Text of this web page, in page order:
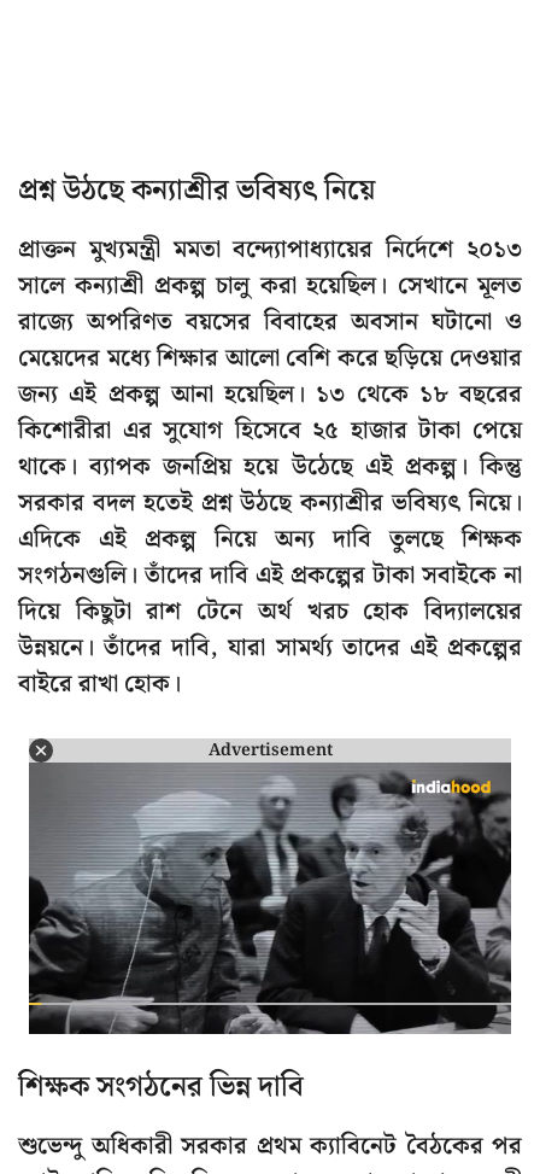
প্রশ্ন উঠছে কন্যাশ্রীর ভবিষ্যৎ নিয়ে
প্রাক্তন মুখ্যমন্ত্রী মমতা বন্দ্যোপাধ্যায়ের নির্দেশে ২০১৩
সালে কন্যাশ্রী প্রকল্প চালু করা হয়েছিল। সেখানে মূলত
রাজ্যে অপরিণত বয়সের বিবাহের অবসান ঘটানো ও
মেয়েদের মধ্যে শিক্ষার আলো বেশি করে ছড়িয়ে দেওয়ার
জন্য এই প্রকল্প আনা হয়েছিল। ১৩ থেকে ১৮ বছরের
কিশোরীরা এর সুযোগ হিসেবে ২৫ হাজার টাকা পেয়ে
থাকে। ব্যাপক জনপ্রিয় হয়ে উঠেছে এই প্রকল্প। কিন্তু
সরকার বদল হতেই প্রশ্ন উঠছে কন্যাশ্রীর ভবিষ্যৎ নিয়ে।
এদিকে এই প্রকল্প নিয়ে অন্য দাবি তুলছে শিক্ষক
সংগঠনগুলি। তাঁদের দাবি এই প্রকল্পের টাকা সবাইকে না
দিয়ে কিছুটা রাশ টেনে অর্থ খরচ হোক বিদ্যালয়ের
উন্নয়নে। তাঁদের দাবি, যারা সামর্থ্য তাদের এই প্রকল্পের
বাইরে রাখা হোক।
Advertisement
শিক্ষক সংগঠনের ভিন্ন দাবি
শুভেন্দু অধিকারী সরকার প্রথম ক্যাবিনেট বৈঠকের পর